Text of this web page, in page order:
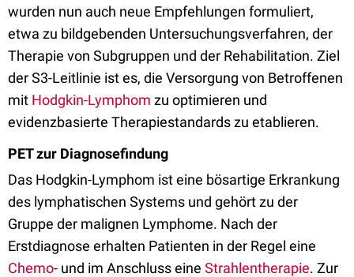
wurden nun auch neue Empfehlungen formuliert,
etwa zu bildgebenden Untersuchungsverfahren, der
Therapie von Subgruppen und der Rehabilitation. Ziel
der S3-Leitlinie ist es, die Versorgung von Betroffenen
mit Hodgkin-Lymphom zu optimieren und
evidenzbasierte Therapiestandards zu etablieren.
PET zur Diagnosefindung
Das Hodgkin-Lymphom ist eine bösartige Erkrankung
des lymphatischen Systems und gehört zu der
Gruppe der malignen Lymphome. Nach der
Erstdiagnose erhalten Patienten in der Regel eine
Chemo- und im Anschluss eine Strahlentherapie. Zur